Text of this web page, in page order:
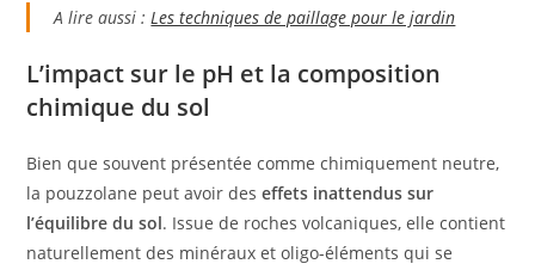
A lire aussi :Les techniques de paillage pour le jardin
L’impact sur le pH et la composition
chimique du sol
Bien que souvent présentée comme chimiquement neutre,
la pouzzolane peut avoir deseffets inattendus sur
l’équilibre du sol. Issue de roches volcaniques, elle contient
naturellement des minéraux et oligo-éléments qui se